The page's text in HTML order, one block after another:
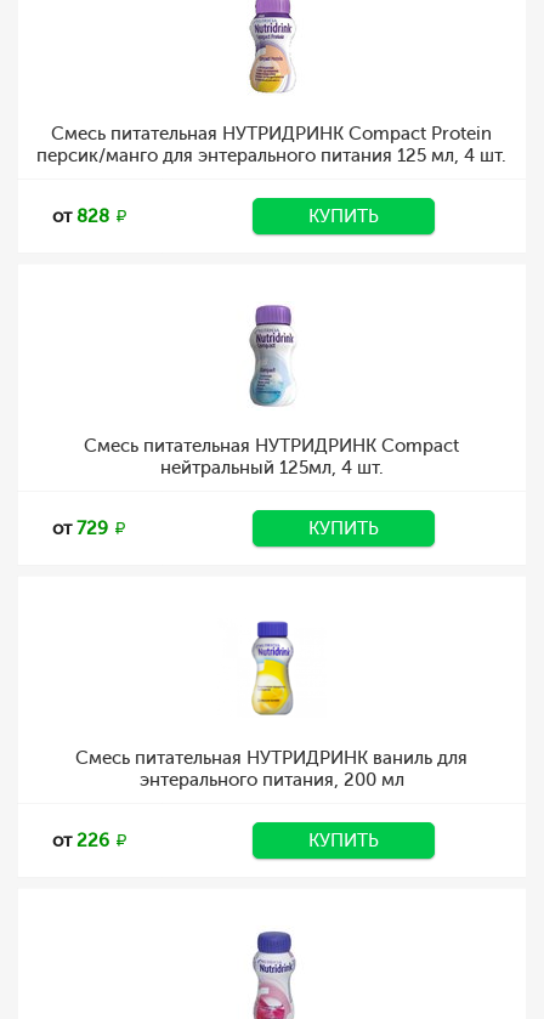
Смесь питательная НУТРИДРИНК Compact Protein
персик/манго для энтерального питания 125 мл, 4 шт.
от828 КУПИТЬ
Смесь питательная НУТРИДРИНК Compact
нейтральный 125мл, 4 шт.
от729 КУПИТЬ
Смесь питательная НУТРИДРИНК ваниль для
энтерального питания, 200 мл
от226 КУПИТЬ